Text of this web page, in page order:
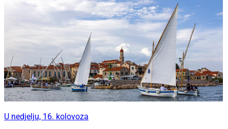
U nedjelju, 16. kolovoza